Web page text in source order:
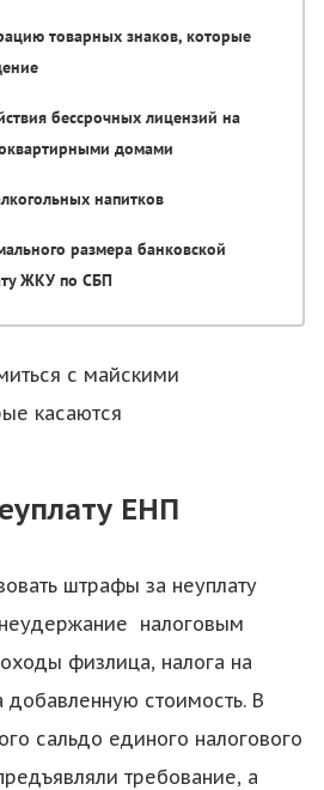
товарных знаков, которые
бессрочных лицензий на
домами
напитков
размера банковской
ЖКУ по СБП
с майскими
касаются
ЕНП
штрафы за неуплату
налоговым
физлица, налога на
добавленную стоимость. В
сальдо единого налогового
требование, а